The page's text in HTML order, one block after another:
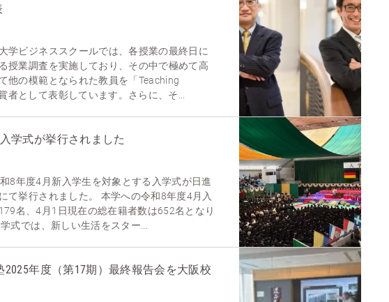
学ビジネススクールでは、各授業の最終日に
授業調査を実施しており、その中で極めて高
他の模範となられた教員を「Teaching
者として表彰しています。さらに、そ...
学式が挙行されました
8年度4月新入学生を対象とする入学式が日進
て挙行されました。 本学への令和8年度4月入
名、4月1日現在の総在籍者数は652名となり
式では、新しい生活をスター...
2025年度（第17期）最終報告会を大阪校